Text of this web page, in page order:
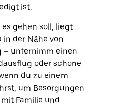
ist.
gehen soll, liegt
in der Nähe von
– unternimm einen
oder schone
du zu einem
um Besorgungen
Familie und